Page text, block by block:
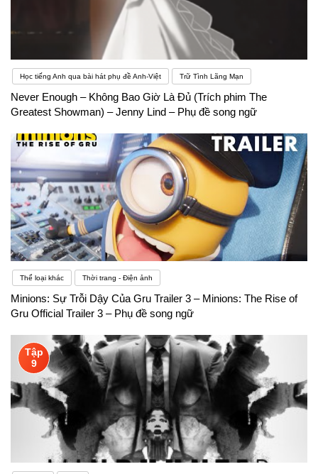
Học tiếng Anh qua bài hát phụ đề Anh-Việt Trữ Tình Lãng Mạn
Never Enough – Không Bao Giờ Là Đủ (Trích phim The
Greatest Showman) – Jenny Lind – Phụ đề song ngữ
Thể loại khác Thời trang - Điện ảnh
Minions: Sự Trỗi Dậy Của Gru Trailer 3 – Minions: The Rise of
Gru Official Trailer 3 – Phụ đề song ngữ
Tập
9